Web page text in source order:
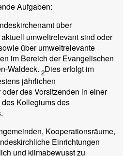
Aufgaben:
über
umweltrelevant sind oder
über umweltrelevante
im Bereich der Evangelischen
Waldeck. 2Dies erfolgt im
jährlichen
des Vorsitzenden in einer
Kollegiums des
Kooperationsräume,
Einrichtungen
und klimabewusst zu